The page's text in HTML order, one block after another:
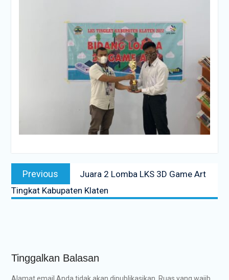
Navigasi
posPrevious
post:
Juara 2 Lomba LKS 3D Game Art
Tingkat Kabupaten Klaten
Tinggalkan Balasan